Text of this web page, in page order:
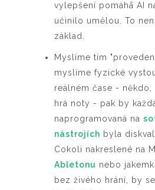
vylepšení pomáhā AI
učinilo umělou. To
základ.
Myslíme tím
myslíme fyzické
reálném čase - někdo,
hrá noty - pak by
naprogramovaná na
nástrojích byla
Cokoli nakreslené na
Abletonu nebo
bez živého hrání, by